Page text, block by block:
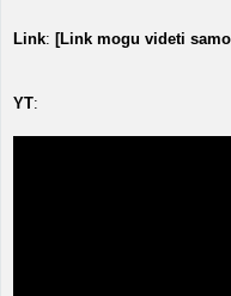
Link: [Link mogu videti
YT: